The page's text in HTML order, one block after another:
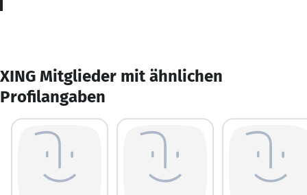
XING Mitglieder mit ähnlichen
Profilangaben